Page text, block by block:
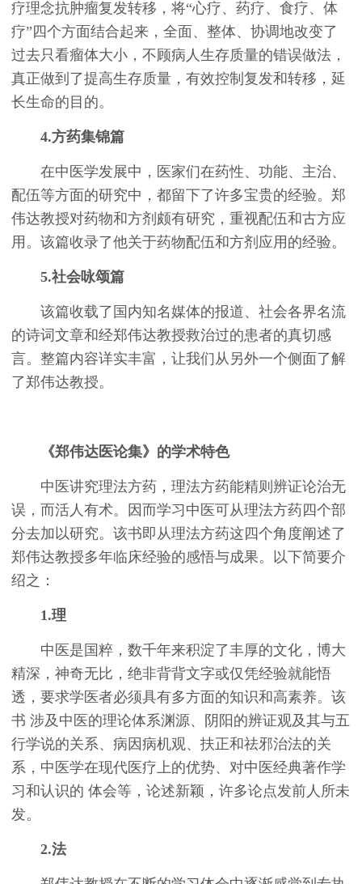
疗理念抗肿瘤复发转移，将“心疗、药疗、食疗、体
疗”四个方面结合起来，全面、整体、协调地改变了
过去只看瘤体大小，不顾病人生存质量的错误做法，
真正做到了提高生存质量，有效控制复发和转移，延
长生命的目的。
4.方药集锦篇
在中医学发展中，医家们在药性、功能、主治、
配伍等方面的研究中，都留下了许多宝贵的经验。郑
伟达教授对药物和方剂颇有研究，重视配伍和古方应
用。该篇收录了他关于药物配伍和方剂应用的经验。
5.社会咏颂篇
该篇收载了国内知名媒体的报道、社会各界名流
的诗词文章和经郑伟达教授救治过的患者的真切感
言。整篇内容详实丰富，让我们从另外一个侧面了解
了郑伟达教授。
《郑伟达医论集》的学术特色
中医讲究理法方药，理法方药能精则辨证论治无
误，而活人有术。因而学习中医可从理法方药四个部
分去加以研究。该书即从理法方药这四个角度阐述了
郑伟达教授多年临床经验的感悟与成果。以下简要介
绍之：
1.理
中医是国粹，数千年来积淀了丰厚的文化，博大
精深，神奇无比，绝非背背文字或仅凭经验就能悟
透，要求学医者必须具有多方面的知识和高素养。该
书 涉及中医的理论体系渊源、阴阳的辨证观及其与五
行学说的关系、病因病机观、扶正和祛邪治法的关
系，中医学在现代医疗上的优势、对中医经典著作学
习和认识的 体会等，论述新颖，许多论点发前人所未
发。
2.法